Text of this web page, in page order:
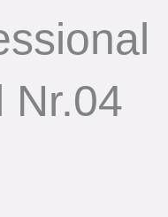
Nr.04